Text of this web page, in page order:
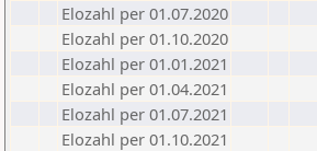
Elozahl per 01.07.2020
Elozahl per 01.10.2020
Elozahl per 01.01.2021
Elozahl per 01.04.2021
Elozahl per 01.07.2021
Elozahl per 01.10.2021